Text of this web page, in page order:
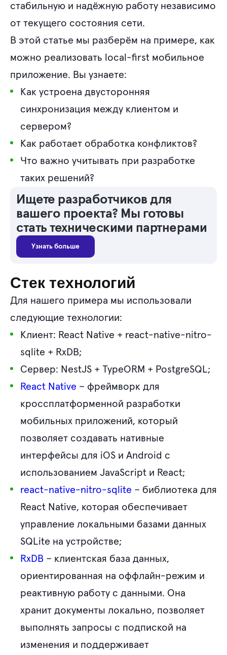
стабильную и надёжную работу независимо
от текущего состояния сети.
В этой статье мы разберём на примере, как
можно реализовать local-first мобильное
приложение. Вы узнаете:
Как устроена двусторонняя
синхронизация между клиентом и
сервером?
Как работает обработка конфликтов?
Что важно учитывать при разработке
таких решений?
Ищете разработчиков для
вашего проекта? Мы готовы
стать техническими партнерами
Узнать больше
Стек технологий
Для нашего примера мы использовали
следующие технологии:
Клиент: React Native + react-native-nitro-
sqlite + RxDB;
Сервер: NestJS + TypeORM + PostgreSQL;
React Native – фреймворк для
кроссплатформенной разработки
мобильных приложений, который
позволяет создавать нативные
интерфейсы для iOS и Android с
использованием JavaScript и React;
react-native-nitro-sqlite – библиотека для
React Native, которая обеспечивает
управление локальными базами данных
SQLite на устройстве;
RxDB – клиентская база данных,
ориентированная на оффлайн-режим и
реактивную работу с данными. Она
хранит документы локально, позволяет
выполнять запросы с подпиской на
изменения и поддерживает